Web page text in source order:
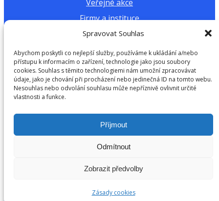
Spravovat Souhlas
Abychom poskytli co nejlepší služby, používáme k ukládání a/nebo
přístupu k informacím o zařízení, technologie jako jsou soubory
cookies. Souhlas s těmito technologiemi nám umožní zpracovávat
údaje, jako je chování při procházení nebo jedinečná ID na tomto webu.
Nesouhlas nebo odvolání souhlasu může nepříznivě ovlivnit určité
vlastnosti a funkce.
Příjmout
Odmítnout
Zobrazit předvolby
Zásady cookies
Veřejné akce
Firmy a instituce
Další materiály a dokumenty
Výukové materiály
Kalkulačka vodní stopy
Copyright © 2026 H2Ospodař z.s. | Všechna práva
vyhrazena